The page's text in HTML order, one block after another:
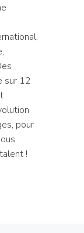
sur 12
pour
!